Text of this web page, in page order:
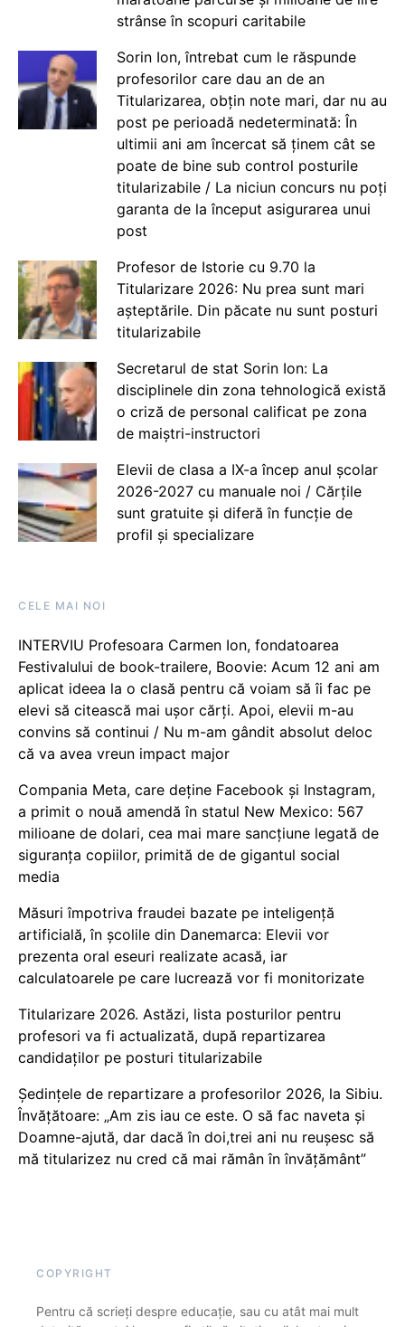
strânse în scopuri caritabile
Sorin Ion, întrebat cum le răspunde
profesorilor care dau an de an
Titularizarea, obțin note mari, dar nu au
post pe perioadă nedeterminată: În
ultimii ani am încercat să ținem cât se
poate de bine sub control posturile
titularizabile / La niciun concurs nu poți
garanta de la început asigurarea unui
post
Profesor de Istorie cu 9.70 la
Titularizare 2026: Nu prea sunt mari
așteptările. Din păcate nu sunt posturi
titularizabile
Secretarul de stat Sorin Ion: La
disciplinele din zona tehnologică există
o criză de personal calificat pe zona
de maiștri-instructori
Elevii de clasa a IX-a încep anul școlar
2026-2027 cu manuale noi / Cărțile
sunt gratuite și diferă în funcție de
profil și specializare
CELE MAI NOI
INTERVIU Profesoara Carmen Ion, fondatoarea
Festivalului de book-trailere, Boovie: Acum 12 ani am
aplicat ideea la o clasă pentru că voiam să îi fac pe
elevi să citească mai ușor cărți. Apoi, elevii m-au
convins să continui / Nu m-am gândit absolut deloc
că va avea vreun impact major
Compania Meta, care deține Facebook și Instagram,
a primit o nouă amendă în statul New Mexico: 567
milioane de dolari, cea mai mare sancțiune legată de
siguranța copiilor, primită de de gigantul social
media
Măsuri împotriva fraudei bazate pe inteligență
artificială, în școlile din Danemarca: Elevii vor
prezenta oral eseuri realizate acasă, iar
calculatoarele pe care lucrează vor fi monitorizate
Titularizare 2026. Astăzi, lista posturilor pentru
profesori va fi actualizată, după repartizarea
candidaților pe posturi titularizabile
Ședințele de repartizare a profesorilor 2026, la Sibiu.
Învățătoare: „Am zis iau ce este. O să fac naveta și
Doamne-ajută, dar dacă în doi,trei ani nu reușesc să
mă titularizez nu cred că mai rămân în învățământ”
COPYRIGHT
Pentru că scrieți despre educație, sau cu atât mai mult